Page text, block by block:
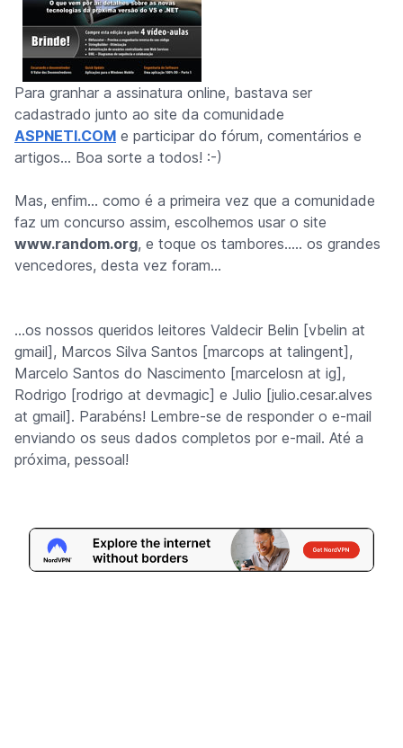
Para granhar a assinatura online, bastava ser
cadastrado junto ao site da comunidade
ASPNETI.COM e participar do fórum, comentários e
artigos... Boa sorte a todos! :-)
Mas, enfim… como é a primeira vez que a comunidade
faz um concurso assim, escolhemos usar o site
www.random.org, e toque os tambores..... os grandes
vencedores, desta vez foram…
…os nossos queridos leitores Valdecir Belin [vbelin at
gmail], Marcos Silva Santos [marcops at talingent],
Marcelo Santos do Nascimento [marcelosn at ig],
Rodrigo [rodrigo at devmagic] e Julio [julio.cesar.alves
at gmail]. Parabéns! Lembre-se de responder o e-mail
enviando os seus dados completos por e-mail. Até a
próxima, pessoal!